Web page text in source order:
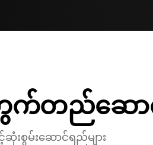
တွက်တည်ဆေ
စွမ်းဆောင်ရည်များ